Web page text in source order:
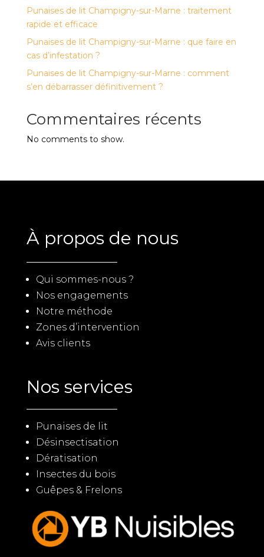
Punaises de lit Champigny-sur-Marne : traitement
rapide et efficace
Punaises de lit Champigny-sur-Marne : que faire en
cas d’infestation ?
Punaises de lit Champigny-sur-Marne : comment
s’en débarrasser définitivement ?
Commentaires récents
No comments to show.
À propos de nous
Qui sommes-nous ?
Nos engagements
Notre méthode
Zones d’intervention
Avis clients
Nos services
Punaises de lit
Désinsectisation
Dératisation
Insectes du bois
Guêpes & Frelons